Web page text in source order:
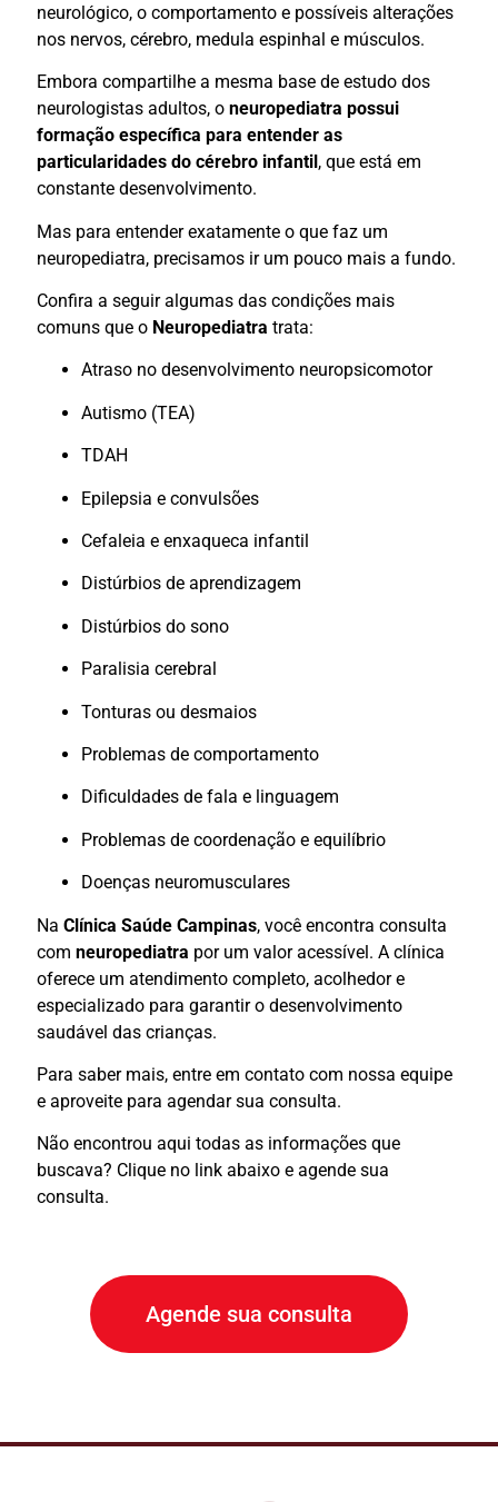
neurológico, o comportamento e possíveis alterações
nos nervos, cérebro, medula espinhal e músculos.
Embora compartilhe a mesma base de estudo dos
neurologistas adultos, o neuropediatra possui
formação específica para entender as
particularidades do cérebro infantil , que está em
constante desenvolvimento.
Mas para entender exatamente o que faz um
neuropediatra, precisamos ir um pouco mais a fundo.
Confira a seguir algumas das condições mais
comuns que o Neuropediatra trata:
Atraso no desenvolvimento neuropsicomotor
Autismo (TEA)
TDAH
Epilepsia e convulsões
Cefaleia e enxaqueca infantil
Distúrbios de aprendizagem
Distúrbios do sono
Paralisia cerebral
Tonturas ou desmaios
Problemas de comportamento
Dificuldades de fala e linguagem
Problemas de coordenação e equilíbrio
Doenças neuromusculares
Na Clínica Saúde Campinas, você encontra consulta
com neuropediatra por um valor acessível. A clínica
oferece um atendimento completo, acolhedor e
especializado para garantir o desenvolvimento
saudável das crianças.
Para saber mais, entre em contato com nossa equipe
e aproveite para agendar sua consulta.
Não encontrou aqui todas as informações que
buscava? Clique no link abaixo e agende sua
consulta.
Agende sua consulta